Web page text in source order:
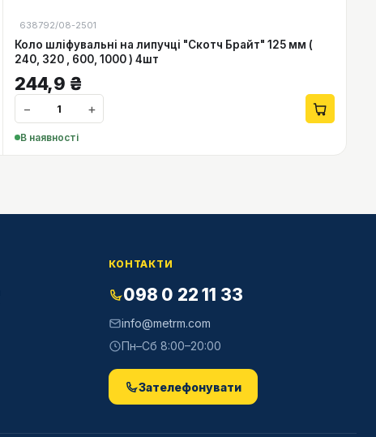
638792/08-2501
Коло шліфувальні на липучці "Скотч Брайт" 125 мм (
240, 320 , 600, 1000 ) 4шт
244,9 ₴
− +
В наявності
КОНТАКТИ
098 0 22 11 33
info@metrm.com
Пн–Сб 8:00–20:00
Зателефонувати